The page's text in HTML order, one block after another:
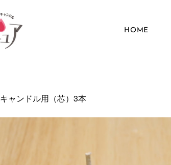
HOME
キャンドル用（芯）3本